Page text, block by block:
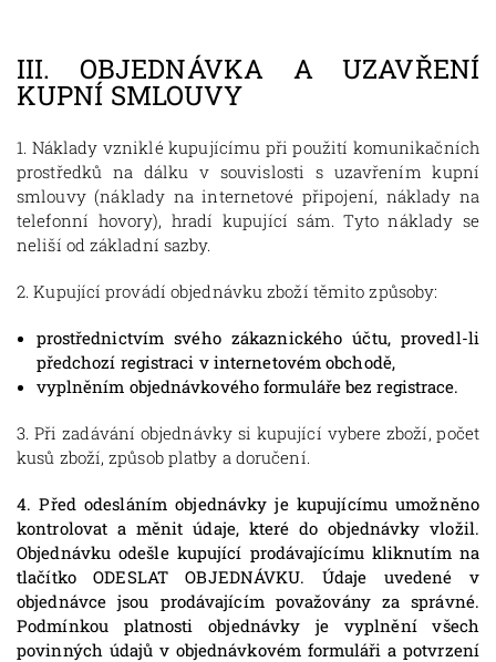
III. OBJEDNÁVKA A UZAVŘENÍ
KUPNÍ SMLOUVY
1. Náklady vzniklé kupujícímu při použití komunikačních
prostředků na dálku v souvislosti s uzavřením kupní
smlouvy (náklady na internetové připojení, náklady na
telefonní hovory), hradí kupující sám. Tyto náklady se
neliší od základní sazby.
2. Kupující provádí objednávku zboží těmito způsoby:
prostřednictvím svého zákaznického účtu, provedl-li
předchozí registraci v internetovém obchodě,
vyplněním objednávkového formuláře bez registrace.
3. Při zadávání objednávky si kupující vybere zboží, počet
kusů zboží, způsob platby a doručení.
4. Před odesláním objednávky je kupujícímu umožněno
kontrolovat a měnit údaje, které do objednávky vložil.
Objednávku odešle kupující prodávajícímu kliknutím na
tlačítko ODESLAT OBJEDNÁVKU. Údaje uvedené v
objednávce jsou prodávajícím považovány za správné.
Podmínkou platnosti objednávky je vyplnění všech
povinných údajů v objednávkovém formuláři a potvrzení